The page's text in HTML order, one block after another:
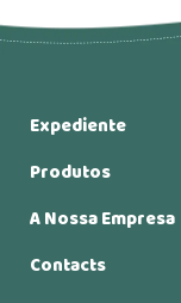
Expediente
Produtos
A Nossa Empresa
Contacts